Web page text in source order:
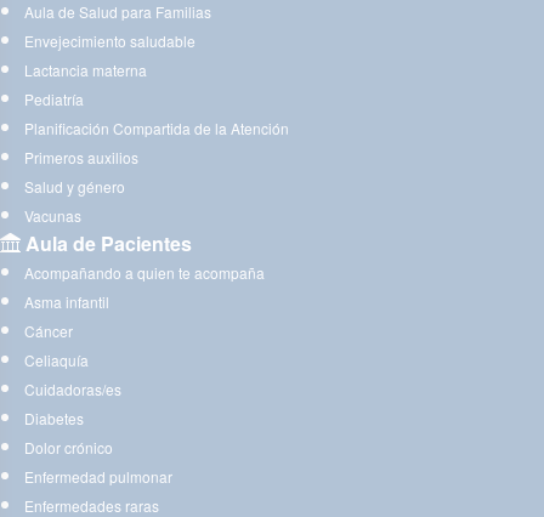
Aula de Salud para Familias
Envejecimiento saludable
Lactancia materna
Pediatría
Planificación Compartida de la Atención
Primeros auxilios
Salud y género
Vacunas
Aula de Pacientes
Acompañando a quien te acompaña
Asma infantil
Cáncer
Celiaquía
Cuidadoras/es
Diabetes
Dolor crónico
Enfermedad pulmonar
Enfermedades raras